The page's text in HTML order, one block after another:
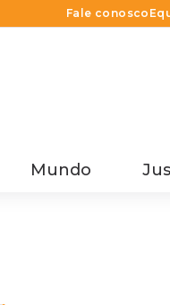
Fale conosco
Mundo